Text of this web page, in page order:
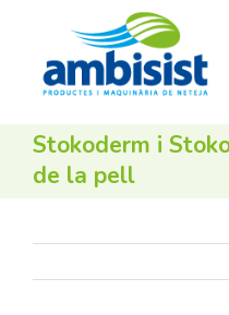
Stokoderm i
de la pell